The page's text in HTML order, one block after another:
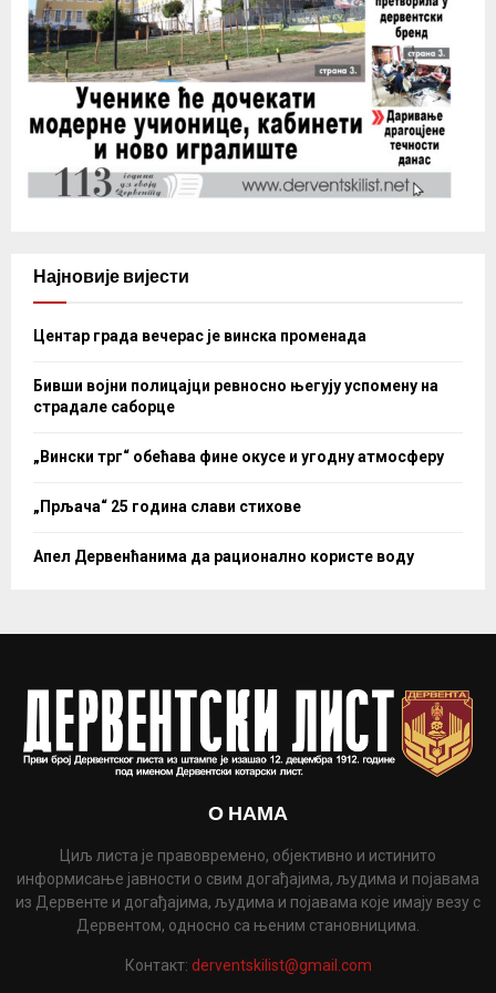
Најновије вијести
Центар града вечерас је винска променада
Бивши војни полицајци ревносно његују успомену на
страдале саборце
„Вински трг“ обећава фине окусе и угодну атмосферу
„Прљача“ 25 година слави стихове
Апел Дервенћанима да рационално користе воду
О НАМА
Циљ листа је правовремено, објективно и истинито
информисање јавности о свим догађајима, људима и појавама
из Дервенте и догађајима, људима и појавама које имају везу с
Дервентом, односно са њеним становницима.
Контакт: derventskilist@gmail.com